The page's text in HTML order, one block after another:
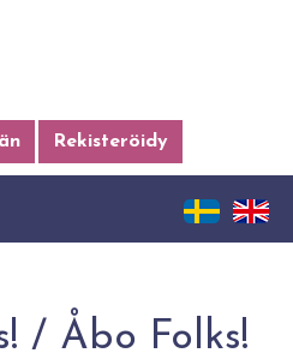
Rekisteröidy
/ Åbo Folks!